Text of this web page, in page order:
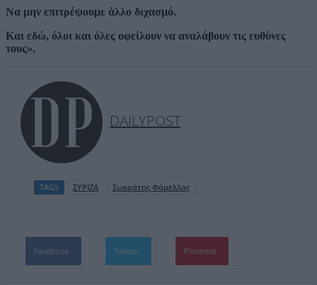
Να μην επιτρέψουμε άλλο διχασμό.
Και εδώ, όλοι και όλες οφείλουν να αναλάβουν τις ευθύνες
τους».
DAILYPOST
TAGS ΣΥΡΙΖΑ Σωκράτης Φάμελλος
Facebook Twitter Pinterest